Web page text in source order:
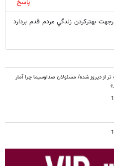
پاسخ
بهترکردن زندگي مردم قدم بردارد
از دیروز شده/ مسئولان صداوسیما چرا آمار